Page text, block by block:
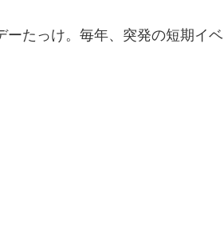
ーたっけ。毎年、突発の短期イベ